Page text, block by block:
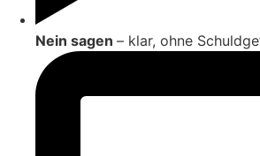
Nein sagen – klar, ohne